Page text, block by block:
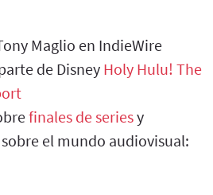
Maglio en IndieWire
de Disney Holy Hulu! The
finales de seriesy
el mundo audiovisual: